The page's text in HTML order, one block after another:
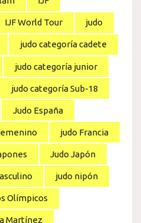
IJF World Tour judo
judo categoría cadete
judo categoría junior
judo categoría Sub-18
Judo España
judo Francia
Judo Japón
judo nipón
Olímpicos
Martínez